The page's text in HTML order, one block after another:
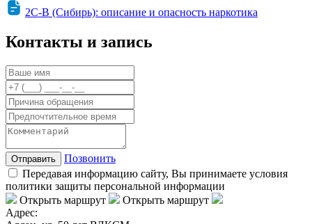
2C-B (Сибирь): описание и опасность наркотика
Контакты и запись
Отправить
Позвонить
Передавая информацию сайту, Вы принимаете условия
политики защиты персональной информации
Открыть маршрут
Открыть маршрут
Адрес: